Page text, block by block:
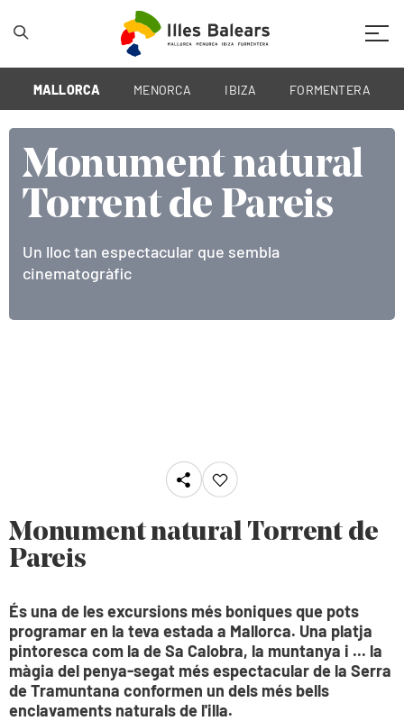
MALLORCA MENORCA IBIZA FORMENTERA
Monument natural
Torrent de Pareis
Un lloc tan espectacular que sembla
cinematogràfic
Monument natural
Torrent de Pareis
Un lloc tan espectacular que sembla
cinematogràfic
Monument natural
Torrent de Pareis
Un lloc tan espectacular que sembla
cinematogràfic
Monument natural
Torrent de Pareis
Un lloc tan espectacular que sembla
cinematogràfic
Monument natural Torrent de
Pareis
És una de les excursions més boniques que pots
programar en la teva estada a Mallorca. Una platja
pintoresca com la de Sa Calobra, la muntanya i ... la
màgia del penya-segat més espectacular de la Serra
de Tramuntana conformen un dels més bells
enclavaments naturals de l'illa.